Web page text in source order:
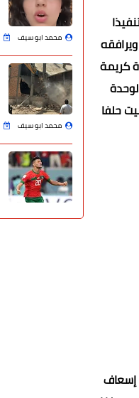
كريمة
حلفا
إسعاف
محمد ابو سيف
محمد ابو سيف